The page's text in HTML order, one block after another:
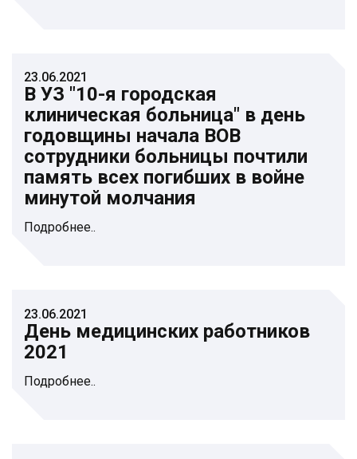
23.06.2021
В УЗ "10-я городская
клиническая больница" в день
годовщины начала ВОВ
сотрудники больницы почтили
память всех погибших в войне
минутой молчания
Подробнее..
23.06.2021
День медицинских работников
2021
Подробнее..